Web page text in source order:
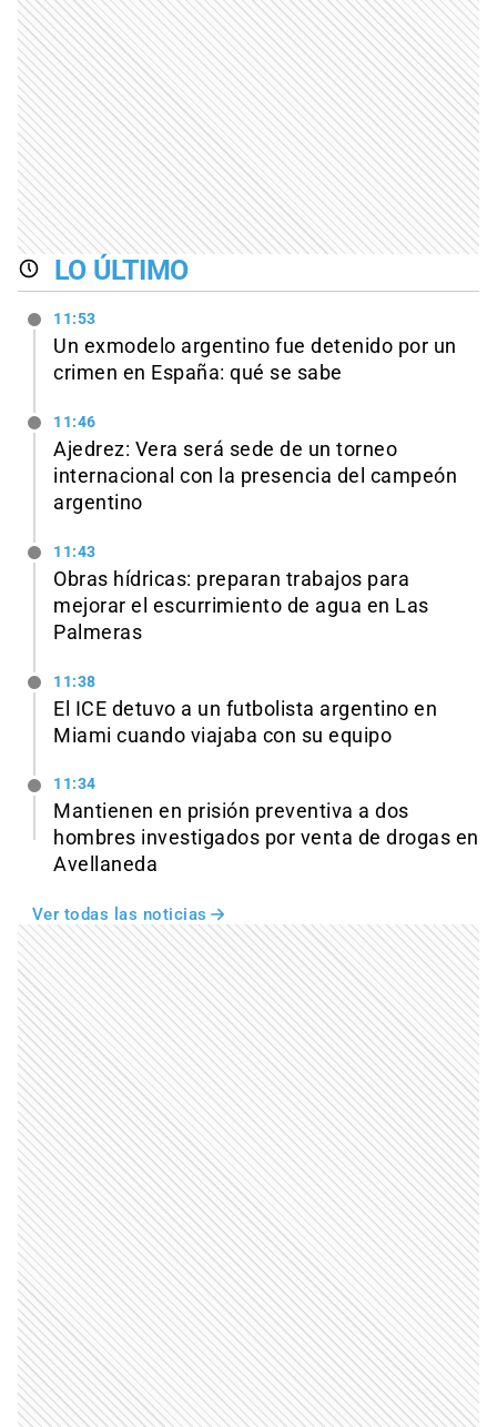
LO ÚLTIMO
11:53
Un exmodelo argentino fue detenido por un
crimen en España: qué se sabe
11:46
Ajedrez: Vera será sede de un torneo
internacional con la presencia del campeón
argentino
11:43
Obras hídricas: preparan trabajos para
mejorar el escurrimiento de agua en Las
Palmeras
11:38
El ICE detuvo a un futbolista argentino en
Miami cuando viajaba con su equipo
11:34
Mantienen en prisión preventiva a dos
hombres investigados por venta de drogas en
Avellaneda
Ver todas las noticias